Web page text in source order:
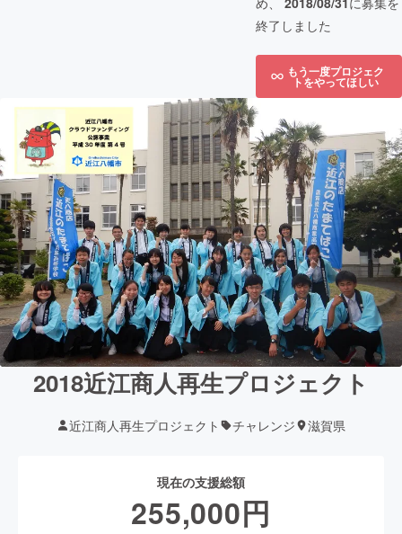
終了しました
もう一度プロジェク
トをやってほしい
2018近江商人再生プロジェクト
近江商人再生プロジェクト チャレンジ 滋賀県
現在の支援総額
255,000円